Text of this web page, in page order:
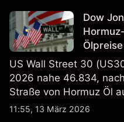
verlässlicher Indikator
Dow
Ölpreise
US Wall Street 30
2026 nahe 46.834,
Straße von Hormuz Öl
und die US-
11:55, 13 März 2026